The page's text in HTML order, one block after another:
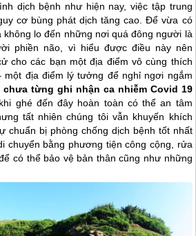
dịch bệnh như hiện nay, việc tập trung
cơ bùng phát dịch tăng cao. Để vừa có
không lo đến những nơi quá đông người là
phiền não, vì hiểu được điều này nên
cho các bạn một địa điểm vô cùng thích
địa điểm lý tưởng để nghỉ ngơi ngắm
chưa từng ghi nhận ca nhiễm Covid 19
ghé đến đây hoàn toàn có thể an tâm
tất nhiên chúng tôi vẫn khuyến khích
chuẩn bị phòng chống dịch bệnh tốt nhất
chuyển bằng phương tiện công cộng, rửa
có thể bảo vệ bản thân cũng như những